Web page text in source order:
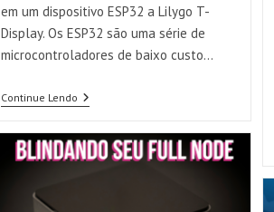
em um dispositivo ESP32 a Lilygo T-
Display. Os ESP32 são uma série de
microcontroladores de baixo custo…
Continue LendoInstalando
Jade
No